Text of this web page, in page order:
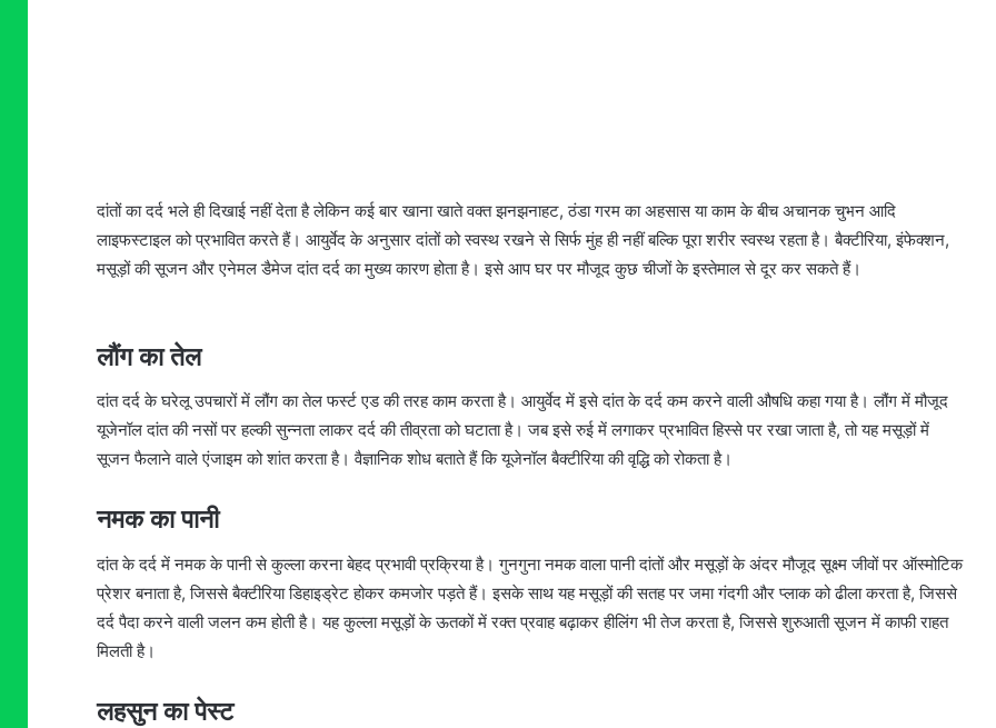
दांतों का दर्द भले ही दिखाई नहीं देता है लेकिन कई बार खाना खाते वक्त झनझनाहट, ठंडा गरम का अहसास या काम के बीच अचानक चुभन आदि
लाइफस्टाइल को प्रभावित करते हैं। आयुर्वेद के अनुसार दांतों को स्वस्थ रखने से सिर्फ मुंह ही नहीं बल्कि पूरा शरीर स्वस्थ रहता है। बैक्टीरिया, इंफेक्शन,
मसूड़ों की सूजन और एनेमल डैमेज दांत दर्द का मुख्य कारण होता है। इसे आप घर पर मौजूद कुछ चीजों के इस्तेमाल से दूर कर सकते हैं।
लौंग का तेल
दांत दर्द के घरेलू उपचारों में लौंग का तेल फर्स्ट एड की तरह काम करता है। आयुर्वेद में इसे दांत के दर्द कम करने वाली औषधि कहा गया है। लौंग में मौजूद
यूजेनॉल दांत की नसों पर हल्की सुन्नता लाकर दर्द की तीव्रता को घटाता है। जब इसे रुई में लगाकर प्रभावित हिस्से पर रखा जाता है, तो यह मसूड़ों में
सूजन फैलाने वाले एंजाइम को शांत करता है। वैज्ञानिक शोध बताते हैं कि यूजेनॉल बैक्टीरिया की वृद्धि को रोकता है।
नमक का पानी
दांत के दर्द में नमक के पानी से कुल्ला करना बेहद प्रभावी प्रक्रिया है। गुनगुना नमक वाला पानी दांतों और मसूड़ों के अंदर मौजूद सूक्ष्म जीवों पर ऑस्मोटिक
प्रेशर बनाता है, जिससे बैक्टीरिया डिहाइड्रेट होकर कमजोर पड़ते हैं। इसके साथ यह मसूड़ों की सतह पर जमा गंदगी और प्लाक को ढीला करता है, जिससे
दर्द पैदा करने वाली जलन कम होती है। यह कुल्ला मसूड़ों के ऊतकों में रक्त प्रवाह बढ़ाकर हीलिंग भी तेज करता है, जिससे शुरुआती सूजन में काफी राहत
मिलती है।
लहसुन का पेस्ट